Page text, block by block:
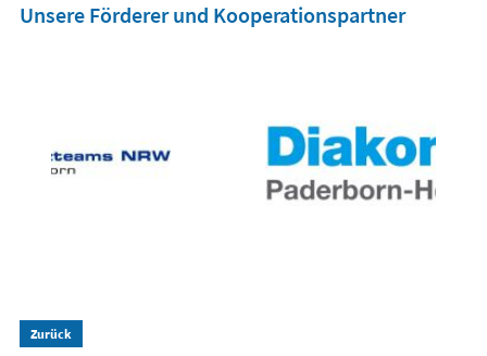
Unsere Förderer und Kooperationspartner
Zurück